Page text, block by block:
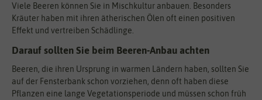
Viele Beeren können Sie in Mischkultur anbauen. Besonders
Kräuter haben mit ihren ätherischen Ölen oft einen positiven
Effekt und vertreiben Schädlinge.
Darauf sollten Sie beim Beeren-Anbau achten
Beeren, die ihren Ursprung in warmen Ländern haben, sollten Sie
auf der Fensterbank schon vorziehen, denn oft haben diese
Pflanzen eine lange Vegetationsperiode und müssen schon früh